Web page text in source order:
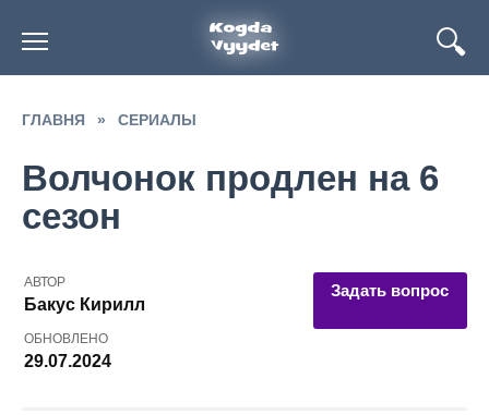
содержанию
ГЛАВНЯ » СЕРИАЛЫ
Волчонок продлен на 6
сезон
АВТОР
Бакус Кирилл
Задать вопрос
ОБНОВЛЕНО
29.07.2024